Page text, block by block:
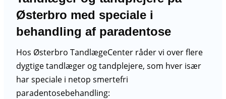
Østerbro med speciale i
behandling af paradentose
Hos Østerbro TandlægeCenter råder vi over flere
dygtige tandlæger og tandplejere, som hver især
har speciale i netop smertefri
paradentosebehandling: